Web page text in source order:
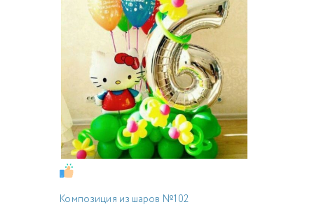
Композиция из шаров №102